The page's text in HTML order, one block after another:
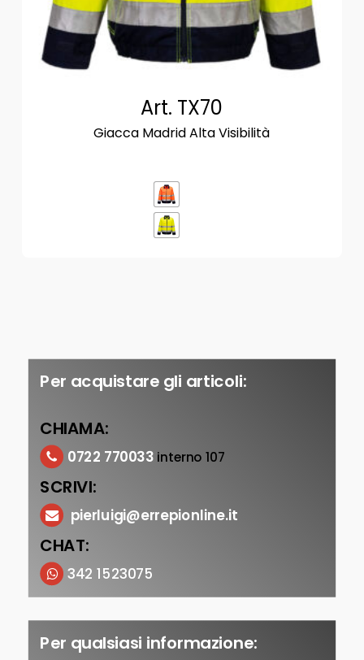
Art. TX70
Giacca Madrid Alta Visibilità
Per acquistare gli articoli:
CHIAMA:
0722 770033 interno 107
SCRIVI:
pierluigi@errepionline.it
CHAT:
342 1523075
Per qualsiasi informazione: